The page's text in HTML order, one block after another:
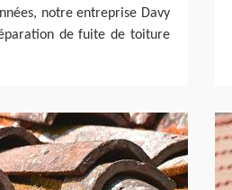
notre entreprise Davy
de fuite de toiture